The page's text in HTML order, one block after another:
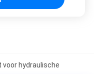
voor hydraulische